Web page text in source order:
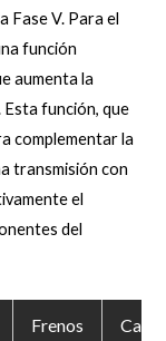
Fase V. Para el
función
aumenta la
Esta función, que
complementar la
transmisión con
el
del
Frenos